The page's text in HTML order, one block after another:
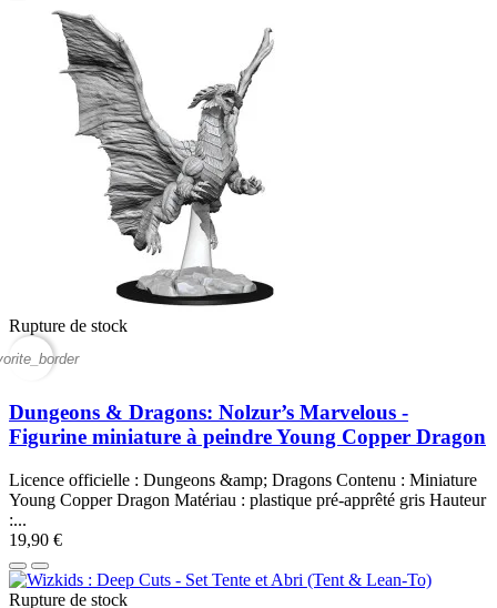
Rupture de stock
Dungeons & Dragons: Nolzur’s Marvelous -
Figurine miniature à peindre Young Copper Dragon
Licence officielle : Dungeons &amp; Dragons Contenu : Miniature
Young Copper Dragon Matériau : plastique pré-apprêté gris Hauteur
:...
19,90 €
Rupture de stock